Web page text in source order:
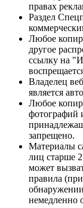
правах
Раздел
Любое
другое
ссылку на
Владелец
является
Любое
фотографий
запрещено.
Материалы
лиц старше
может
правила
немедленно